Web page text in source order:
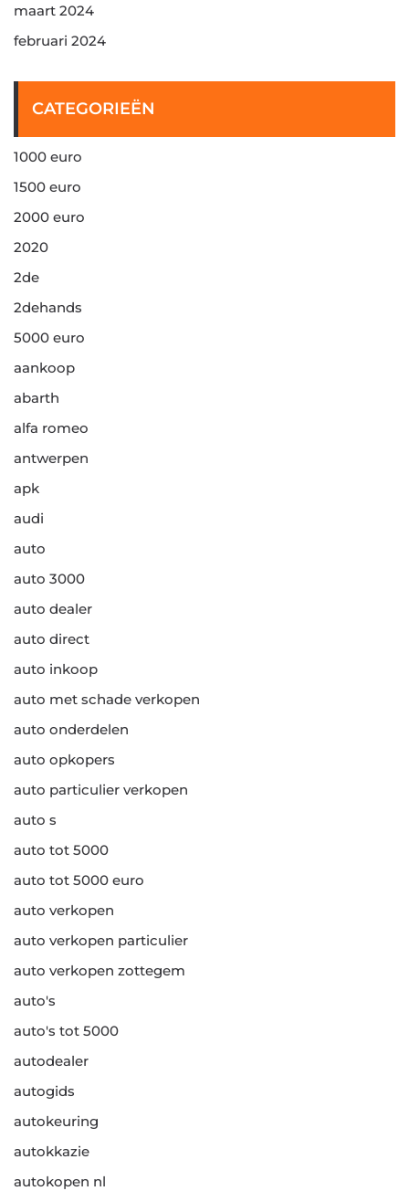
maart 2024
februari 2024
CATEGORIEËN
1000 euro
1500 euro
2000 euro
2020
2de
2dehands
5000 euro
aankoop
abarth
alfa romeo
antwerpen
apk
audi
auto
auto 3000
auto dealer
auto direct
auto inkoop
auto met schade verkopen
auto onderdelen
auto opkopers
auto particulier verkopen
auto s
auto tot 5000
auto tot 5000 euro
auto verkopen
auto verkopen particulier
auto verkopen zottegem
auto's
auto's tot 5000
autodealer
autogids
autokeuring
autokkazie
autokopen nl